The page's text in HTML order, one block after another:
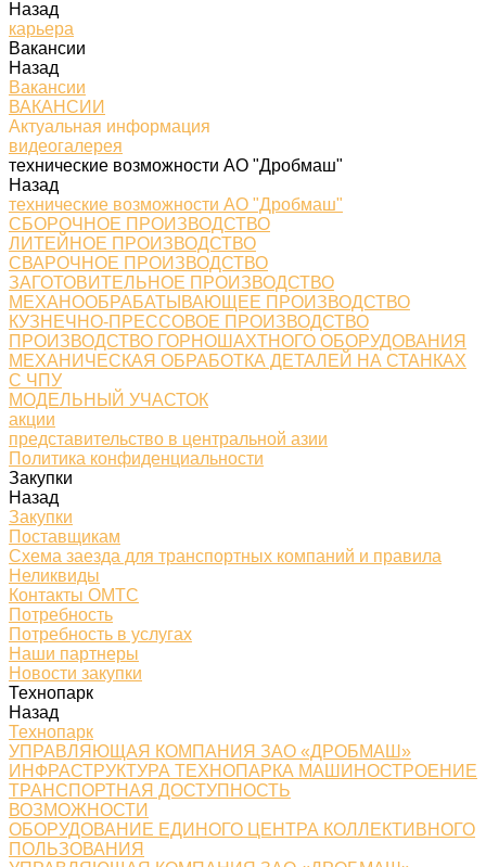
Назад
карьера
Вакансии
Назад
Вакансии
ВАКАНСИИ
Актуальная информация
видеогалерея
технические возможности АО "Дробмаш"
Назад
технические возможности АО "Дробмаш"
СБОРОЧНОЕ ПРОИЗВОДСТВО
ЛИТЕЙНОЕ ПРОИЗВОДСТВО
СВАРОЧНОЕ ПРОИЗВОДСТВО
ЗАГОТОВИТЕЛЬНОЕ ПРОИЗВОДСТВО
МЕХАНООБРАБАТЫВАЮЩЕЕ ПРОИЗВОДСТВО
КУЗНЕЧНО-ПРЕССОВОЕ ПРОИЗВОДСТВО
ПРОИЗВОДСТВО ГОРНОШАХТНОГО ОБОРУДОВАНИЯ
МЕХАНИЧЕСКАЯ ОБРАБОТКА ДЕТАЛЕЙ НА СТАНКАХ
С ЧПУ
МОДЕЛЬНЫЙ УЧАСТОК
акции
представительство в центральной азии
Политика конфиденциальности
Закупки
Назад
Закупки
Поставщикам
Схема заезда для транспортных компаний и правила
Неликвиды
Контакты ОМТС
Потребность
Потребность в услугах
Наши партнеры
Новости закупки
Технопарк
Назад
Технопарк
УПРАВЛЯЮЩАЯ КОМПАНИЯ ЗАО «ДРОБМАШ»
ИНФРАСТРУКТУРА ТЕХНОПАРКА МАШИНОСТРОЕНИЕ
ТРАНСПОРТНАЯ ДОСТУПНОСТЬ
ВОЗМОЖНОСТИ
ОБОРУДОВАНИЕ ЕДИНОГО ЦЕНТРА КОЛЛЕКТИВНОГО
ПОЛЬЗОВАНИЯ